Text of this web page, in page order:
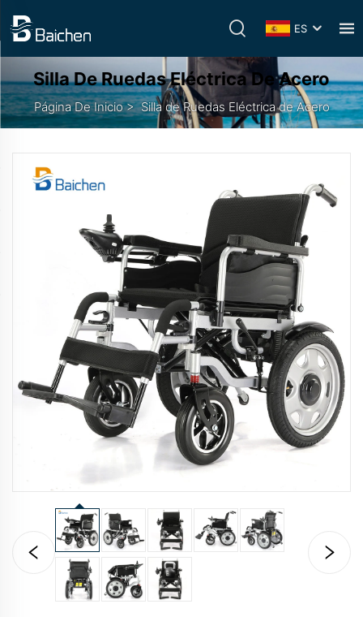
ES
Silla De Ruedas Eléctrica De Acero
Página De Inicio>Silla de Ruedas Eléctrica de Acero